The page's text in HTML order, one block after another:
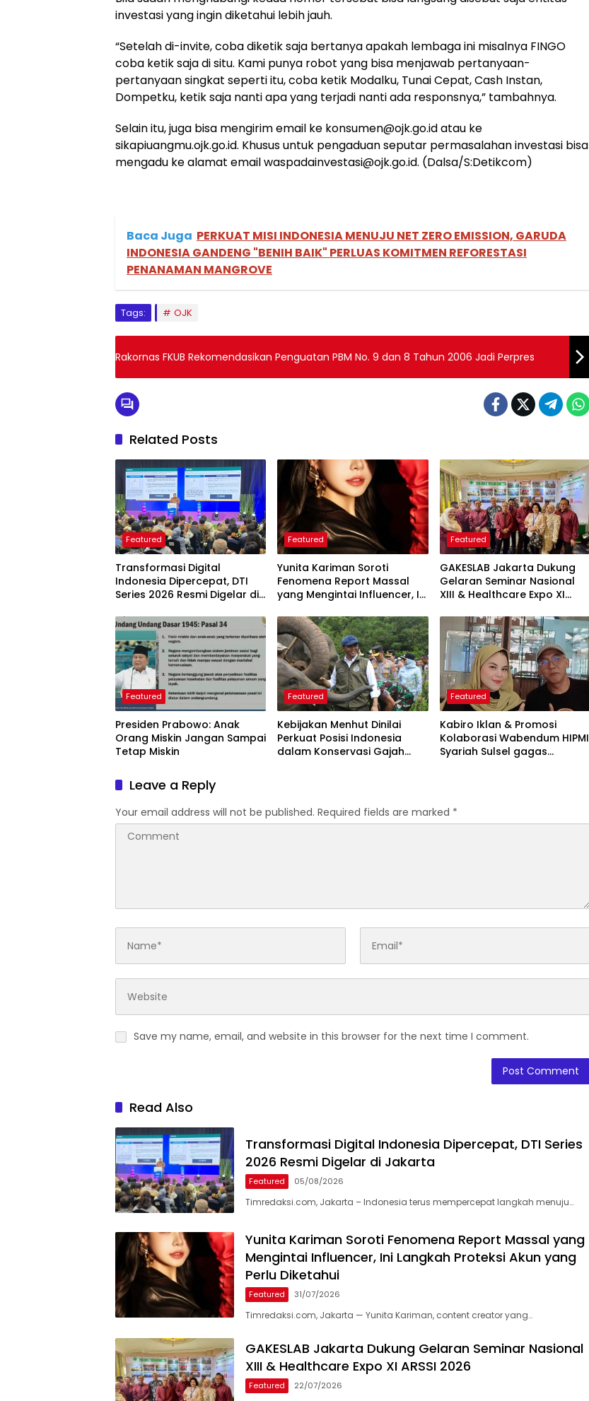
investasi yang ingin diketahui lebih jauh.
“Setelah di-invite, coba diketik saja bertanya apakah lembaga ini misalnya FINGO
coba ketik saja di situ. Kami punya robot yang bisa menjawab pertanyaan-
pertanyaan singkat seperti itu, coba ketik Modalku, Tunai Cepat, Cash Instan,
Dompetku, ketik saja nanti apa yang terjadi nanti ada responsnya,” tambahnya.
Selain itu, juga bisa mengirim email ke konsumen@ojk.go.id atau ke
sikapiuangmu.ojk.go.id. Khusus untuk pengaduan seputar permasalahan investasi bisa
mengadu ke alamat email waspadainvestasi@ojk.go.id. (Dalsa/S:Detikcom)
Baca Juga PERKUAT MISI INDONESIA MENUJU NET ZERO EMISSION, GARUDA
INDONESIA GANDENG "BENIH BAIK" PERLUAS KOMITMEN REFORESTASI
PENANAMAN MANGROVE
Tags: OJK
Rakornas FKUB Rekomendasikan Penguatan PBM No. 9 dan 8 Tahun 2006 Jadi Perpres
Related Posts
Featured
Transformasi Digital
Indonesia Dipercepat, DTI
Series 2026 Resmi Digelar di
Featured
Yunita Kariman Soroti
Fenomena Report Massal
yang Mengintai Influencer, Ini
Perlu Diketahui
Featured
GAKESLAB Jakarta Dukung
Gelaran Seminar Nasional
XIII & Healthcare Expo XI
Featured
Presiden Prabowo: Anak
Orang Miskin Jangan Sampai
Tetap Miskin
Featured
Kebijakan Menhut Dinilai
Perkuat Posisi Indonesia
dalam Konservasi Gajah
Featured
Kabiro Iklan & Promosi
Kolaborasi Wabendum HIPMI
Syariah Sulsel gagas
Leave a Reply
Your email address will not be published. Required fields are marked *
Save my name, email, and website in this browser for the next time I comment.
Read Also
Transformasi Digital Indonesia Dipercepat, DTI Series
2026 Resmi Digelar di Jakarta
Featured 05/08/2026
Timredaksi.com, Jakarta – Indonesia terus mempercepat langkah menuju…
Yunita Kariman Soroti Fenomena Report Massal yang
Mengintai Influencer, Ini Langkah Proteksi Akun yang
Perlu Diketahui
Featured 31/07/2026
Timredaksi.com, Jakarta — Yunita Kariman, content creator yang…
GAKESLAB Jakarta Dukung Gelaran Seminar Nasional
XIII & Healthcare Expo XI ARSSI 2026
Featured 22/07/2026